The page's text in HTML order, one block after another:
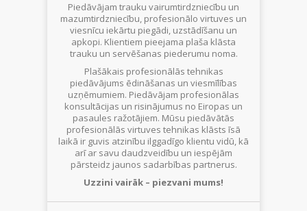
Piedāvājam trauku vairumtirdzniecību un
mazumtirdzniecību, profesionālo virtuves un
viesnīcu iekārtu piegādi, uzstādīšanu un
apkopi. Klientiem pieejama plaša klāsta
trauku un servēšanas piederumu noma.
Plašākais profesionālās tehnikas
piedāvājums ēdināšanas un viesmīlības
uzņēmumiem. Piedāvājam profesionālas
konsultācijas un risinājumus no Eiropas un
pasaules ražotājiem. Mūsu piedāvātās
profesionālās virtuves tehnikas klāsts īsā
laikā ir guvis atzinību ilggadīgo klientu vidū, kā
arī ar savu daudzveidību un iespējām
pārsteidz jaunos sadarbības partnerus.
Uzzini vairāk – piezvani mums!